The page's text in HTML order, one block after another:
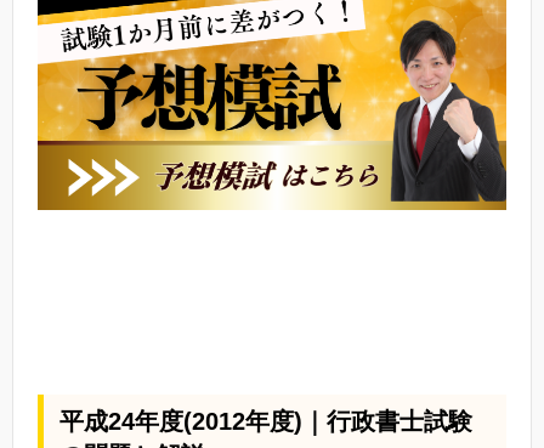
平成24年度(2012年度)｜行政書士試験